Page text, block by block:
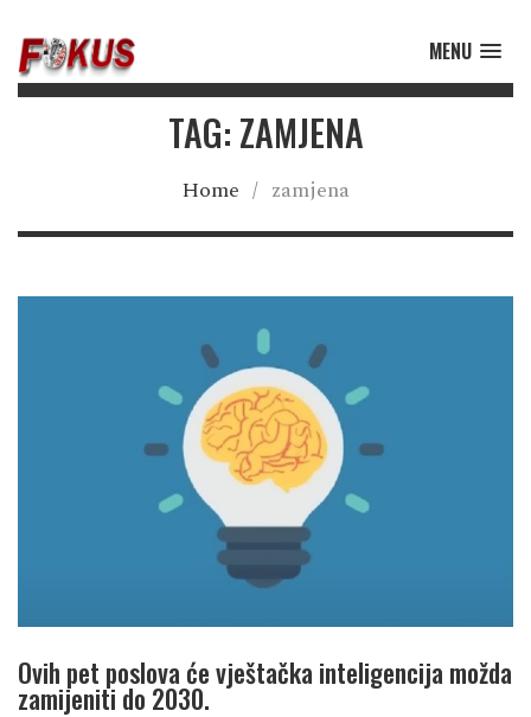
MENU
TAG: ZAMJENA
Home / zamjena
Ovih pet poslova će vještačka inteligencija možda
zamijeniti do 2030.